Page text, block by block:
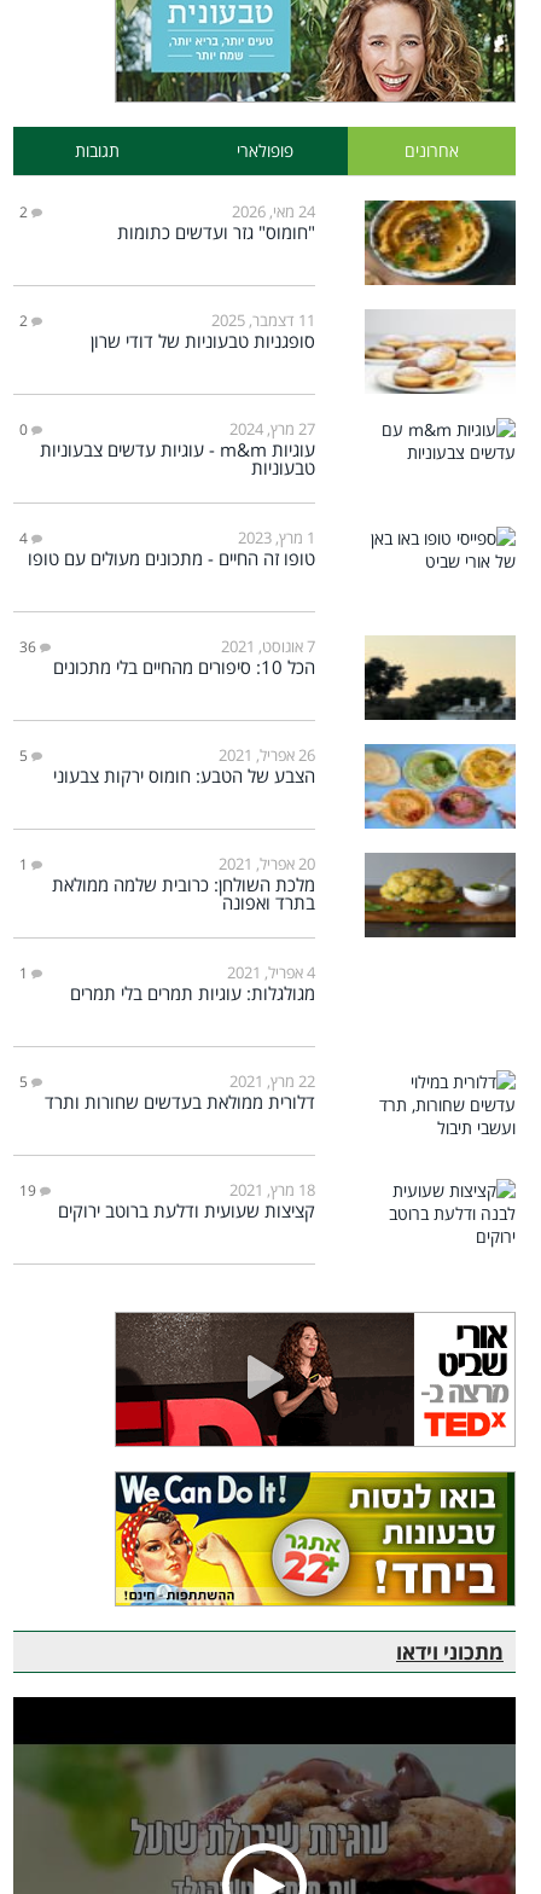
אחרונים פופולארי תגובות
24 מאי, 2026 2
"חומוס" גזר ועדשים כתומות
11 דצמבר, 2025 2
סופגניות טבעוניות של דודי שרון
27 מרץ, 2024 0
עוגיות m&m - עוגיות עדשים צבעוניות
טבעוניות
1 מרץ, 2023 4
טופו זה החיים - מתכונים מעולים עם טופו
7 אוגוסט, 2021 36
הכל 10: סיפורים מהחיים בלי מתכונים
26 אפריל, 2021 5
הצבע של הטבע: חומוס ירקות צבעוני
20 אפריל, 2021 1
מלכת השולחן: כרובית שלמה ממולאת
בתרד ואפונה
4 אפריל, 2021 1
מגולגלות: עוגיות תמרים בלי תמרים
22 מרץ, 2021 5
דלורית ממולאת בעדשים שחורות ותרד
18 מרץ, 2021 19
קציצות שעועית ודלעת ברוטב ירוקים
מתכוני וידאו